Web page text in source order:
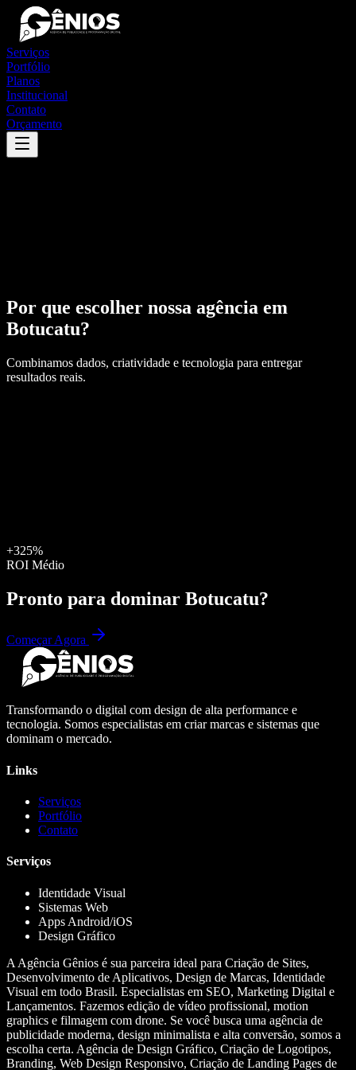
Serviços
Portfólio
Planos
Institucional
Contato
Orçamento
Por que escolher nossa agência em
Botucatu?
Combinamos dados, criatividade e tecnologia para entregar
resultados reais.
+325%
ROI Médio
Pronto para dominar Botucatu?
Começar Agora
Transformando o digital com design de alta performance e
tecnologia. Somos especialistas em criar marcas e sistemas que
dominam o mercado.
Links
Serviços
Portfólio
Contato
Serviços
Identidade Visual
Sistemas Web
Apps Android/iOS
Design Gráfico
A Agência Gênios é sua parceira ideal para Criação de Sites,
Desenvolvimento de Aplicativos, Design de Marcas, Identidade
Visual em todo Brasil. Especialistas em SEO, Marketing Digital e
Lançamentos. Fazemos edição de vídeo profissional, motion
graphics e filmagem com drone. Se você busca uma agência de
publicidade moderna, design minimalista e alta conversão, somos a
escolha certa. Agência de Design Gráfico, Criação de Logotipos,
Branding, Web Design Responsivo, Criação de Landing Pages de